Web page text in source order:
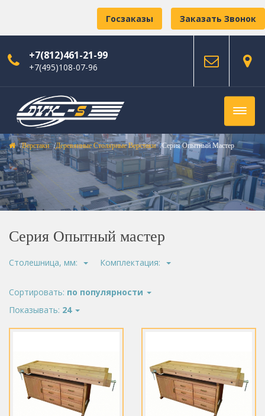
Заказать Звонок
Госзаказы
+7(812)461-21-99
+7(495)108-07-96
Верстаки Деревянные Столярные Верстаки Серия Опытный Мастер
Серия Опытный мастер
Столешница, мм: Комплектация:
Сортировать: по популярности
Показывать: 24